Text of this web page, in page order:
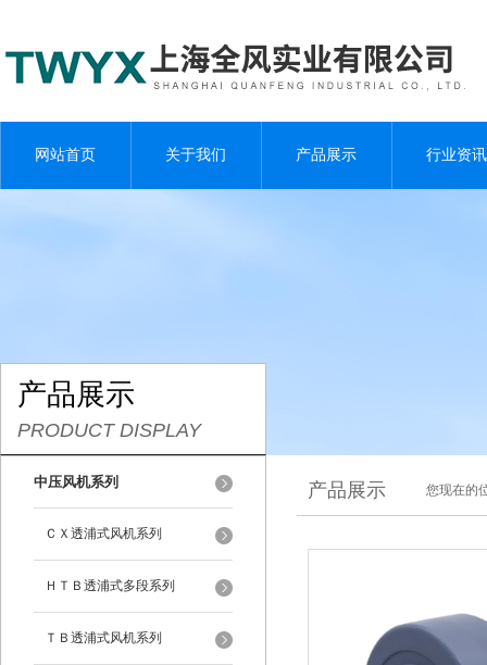
网站首页 关于我们 产品展示 行业资讯
产品展示
PRODUCT DISPLAY
中压风机系列
ＣＸ透浦式风机系列
ＨＴＢ透浦式多段系列
ＴＢ透浦式风机系列
产品展示 您现在的